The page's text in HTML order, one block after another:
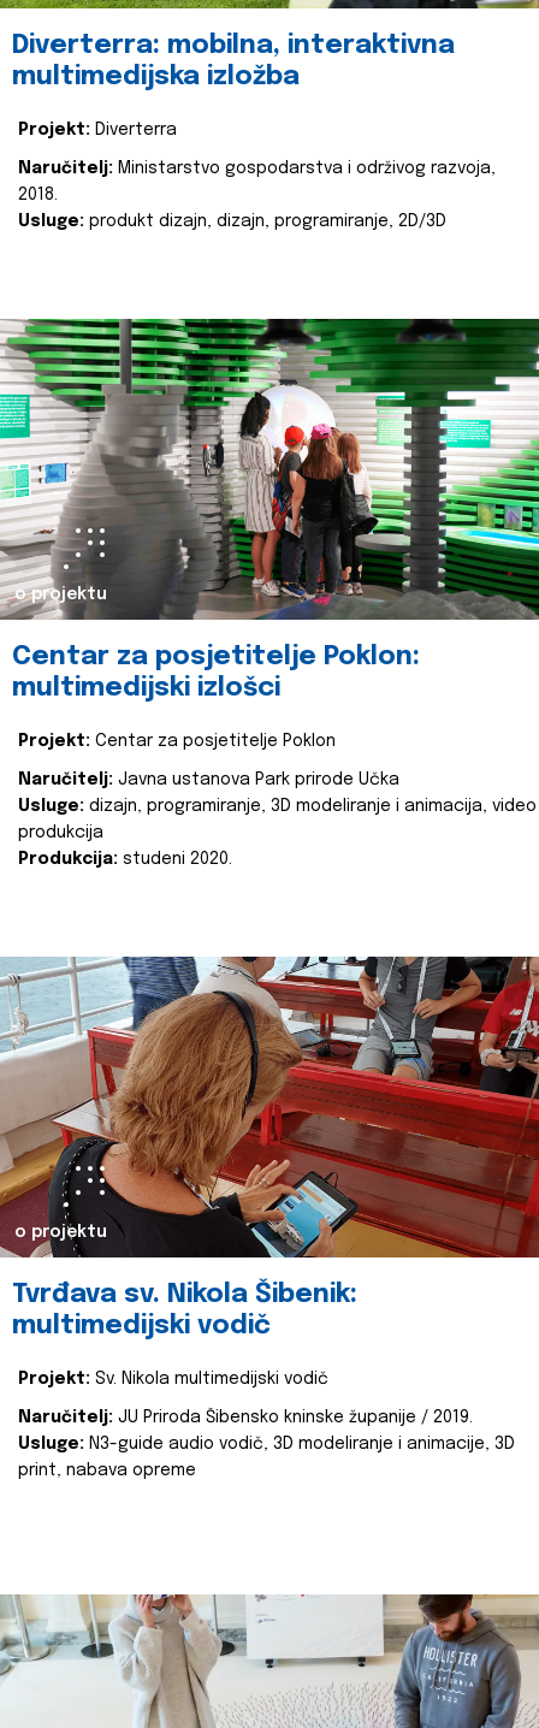
Diverterra: mobilna, interaktivna
multimedijska izložba
Projekt: Diverterra
Naručitelj: Ministarstvo gospodarstva i održivog razvoja,
2018.
Usluge: produkt dizajn, dizajn, programiranje, 2D/3D
o projektu
Centar za posjetitelje Poklon:
multimedijski izlošci
Projekt: Centar za posjetitelje Poklon
Naručitelj: Javna ustanova Park prirode Učka
Usluge: dizajn, programiranje, 3D modeliranje i animacija, video
produkcija
Produkcija: studeni 2020.
o projektu
Tvrđava sv. Nikola Šibenik:
multimedijski vodič
Projekt: Sv. Nikola multimedijski vodič
Naručitelj: JU Priroda Šibensko kninske županije / 2019.
Usluge: N3-guide audio vodič, 3D modeliranje i animacije, 3D
print, nabava opreme